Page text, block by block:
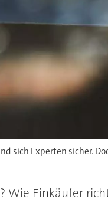
sich Experten sicher.
Wie Einkäufer